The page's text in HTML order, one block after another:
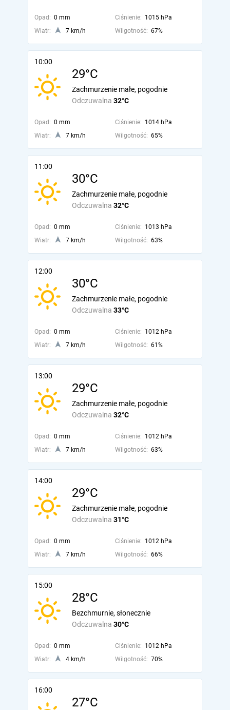
Opad: 0 mm Ciśnienie: 1015 hPa
Wiatr:
7 km/h Wilgotność: 67%
10:00
29°C
Odczuwalna 32°C
Zachmurzenie małe, pogodnie
Opad: 0 mm Ciśnienie: 1014 hPa
Wiatr:
7 km/h Wilgotność: 65%
11:00
30°C
Odczuwalna 32°C
Zachmurzenie małe, pogodnie
Opad: 0 mm Ciśnienie: 1013 hPa
Wiatr:
7 km/h Wilgotność: 63%
12:00
30°C
Odczuwalna 33°C
Zachmurzenie małe, pogodnie
Opad: 0 mm Ciśnienie: 1012 hPa
Wiatr:
7 km/h Wilgotność: 61%
13:00
29°C
Odczuwalna 32°C
Zachmurzenie małe, pogodnie
Opad: 0 mm Ciśnienie: 1012 hPa
Wiatr:
7 km/h Wilgotność: 63%
14:00
29°C
Odczuwalna 31°C
Zachmurzenie małe, pogodnie
Opad: 0 mm Ciśnienie: 1012 hPa
Wiatr:
7 km/h Wilgotność: 66%
15:00
28°C
Odczuwalna 30°C
Bezchmurnie, słonecznie
Opad: 0 mm Ciśnienie: 1012 hPa
Wiatr:
4 km/h Wilgotność: 70%
16:00
27°C